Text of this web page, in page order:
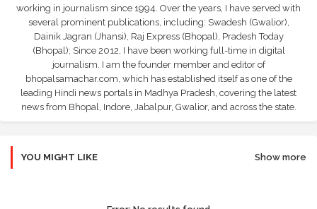
working in journalism since 1994. Over the years, I have served with
several prominent publications, including: Swadesh (Gwalior),
Dainik Jagran (Jhansi), Raj Express (Bhopal), Pradesh Today
(Bhopal); Since 2012, I have been working full-time in digital
journalism. I am the founder member and editor of
bhopalsamachar.com, which has established itself as one of the
leading Hindi news portals in Madhya Pradesh, covering the latest
news from Bhopal, Indore, Jabalpur, Gwalior, and across the state.
YOU MIGHT LIKE Show more